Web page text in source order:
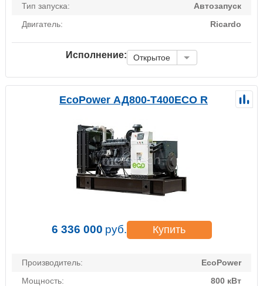
Тип запуска:
Автозапуск
Двигатель:
Ricardo
Исполнение: Открытое
EcoPower АД800-T400ECO R
6 336 000 руб. Купить
Производитель:
EcoPower
Мощность:
800 кВт